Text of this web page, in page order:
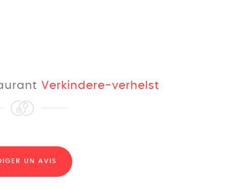
Verkindere-verhelst
UN AVIS